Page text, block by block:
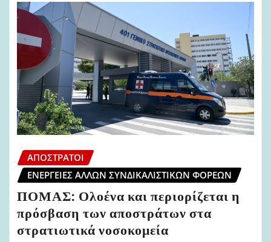
ΑΠΌΣΤΡΑΤΟΙ
ΕΝΈΡΓΕΙΕΣ ΆΛΛΩΝ ΣΥΝΔΙΚΑΛΙΣΤΙΚΏΝ ΦΟΡΈΩΝ
ΠΟΜΑΣ: Ολοένα και περιορίζεται η
πρόσβαση των αποστράτων στα
στρατιωτικά νοσοκομεία